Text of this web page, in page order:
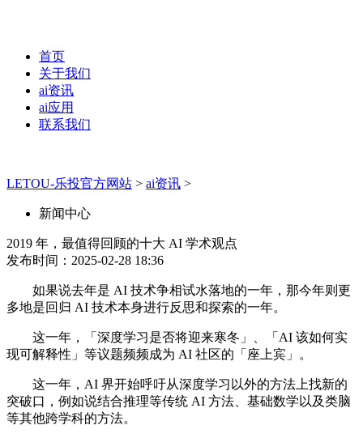
首页
关于我们
ai资讯
ai应用
联系我们
LETOU-乐投官方网站 > ai资讯 >
新闻中心
2019 年，最值得回顾的十大 AI 学术观点
发布时间：2025-02-28 18:36
如果说去年是 AI 技术争相试水落地的一年，那今年则更
多地是回归 AI 技术本身进行反思和探索的一年。
这一年，「深度学习是否将迎来寒冬」、「AI 该如何实
现可解释性」等议题频频成为 AI 社区的「座上宾」。
这一年，AI 界开始呼吁从深度学习以外的方法上找新的
突破口，例如说结合推理等传统 AI 方法、基础数学以及类脑
等其他跨学科的方法。